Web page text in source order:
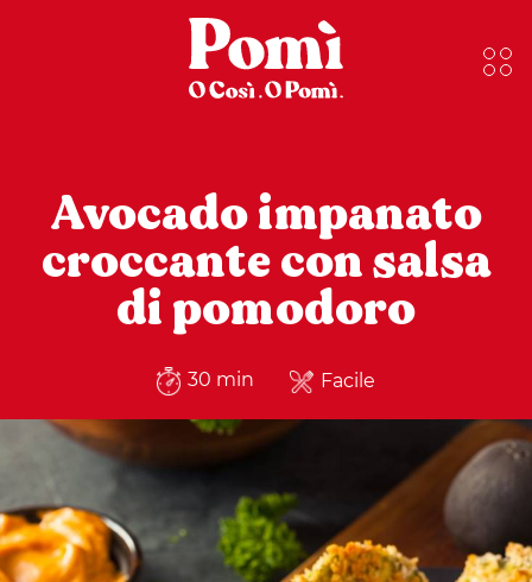
Avocado impanato
croccante con salsa
di pomodoro
30 min Facile